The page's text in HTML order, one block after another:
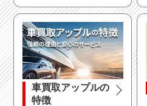
車買取アップルの
特徴